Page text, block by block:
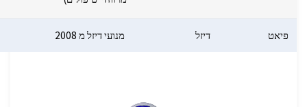
פיאט דיזל מנועי דיזל מ 2008